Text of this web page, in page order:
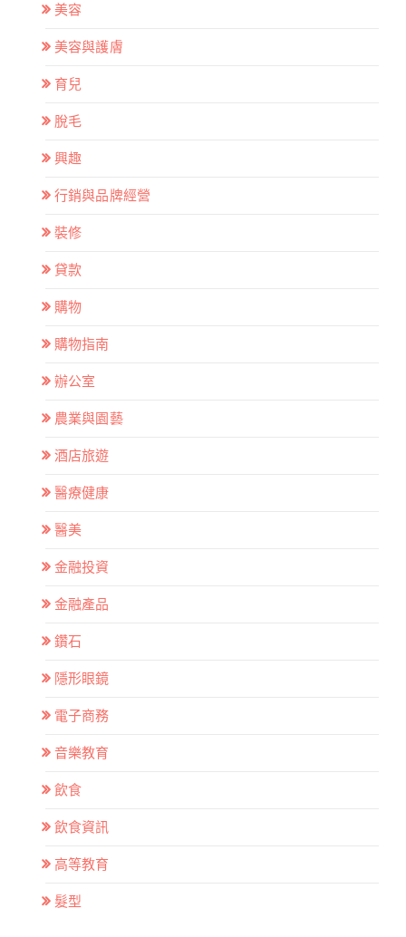
美容
美容與護膚
育兒
脫毛
興趣
行銷與品牌經營
裝修
貸款
購物
購物指南
辦公室
農業與園藝
酒店旅遊
醫療健康
醫美
金融投資
金融產品
鑽石
隱形眼鏡
電子商務
音樂教育
飲食
飲食資訊
高等教育
髮型